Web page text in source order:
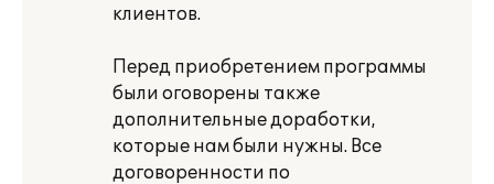
клиентов.
Перед приобретением программы
были оговорены также
дополнительные доработки,
которые нам были нужны. Все
договоренности по